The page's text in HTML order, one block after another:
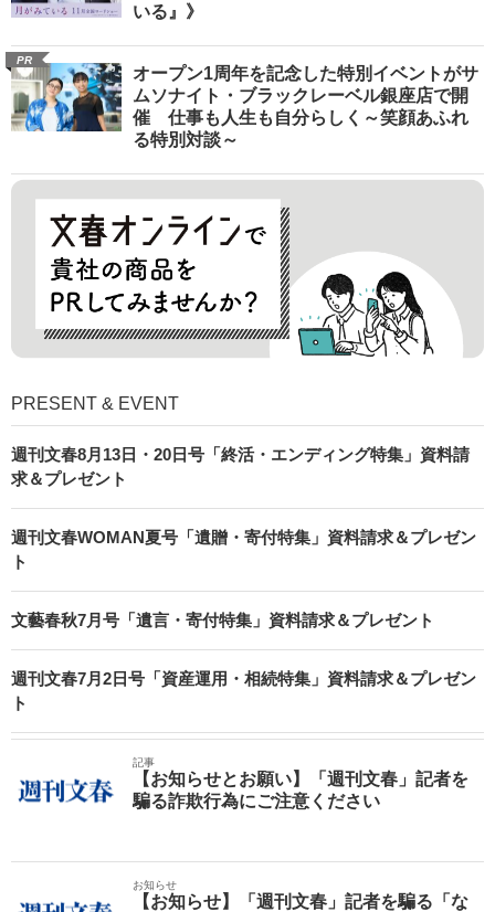
いる』》
PR
オープン1周年を記念した特別イベントがサ
ムソナイト・ブラックレーベル銀座店で開
催 仕事も人生も自分らしく～笑顔あふれ
る特別対談～
PRESENT & EVENT
週刊文春8月13日・20日号「終活・エンディング特集」資料請
求＆プレゼント
週刊文春WOMAN夏号「遺贈・寄付特集」資料請求＆プレゼン
ト
文藝春秋7月号「遺言・寄付特集」資料請求＆プレゼント
週刊文春7月2日号「資産運用・相続特集」資料請求＆プレゼン
ト
記事
【お知らせとお願い】「週刊文春」記者を
騙る詐欺行為にご注意ください
お知らせ
【お知らせ】「週刊文春」記者を騙る「な